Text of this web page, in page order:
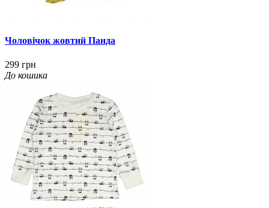
Чоловічок жовтий Панда
299 грн
До кошика